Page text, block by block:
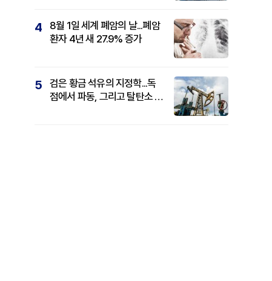
4
8월 1일 세계 폐암의 날...폐암
환자 4년 새 27.9% 증가
5
검은 황금 석유의 지정학...독
점에서 파동, 그리고 탈탄소 패